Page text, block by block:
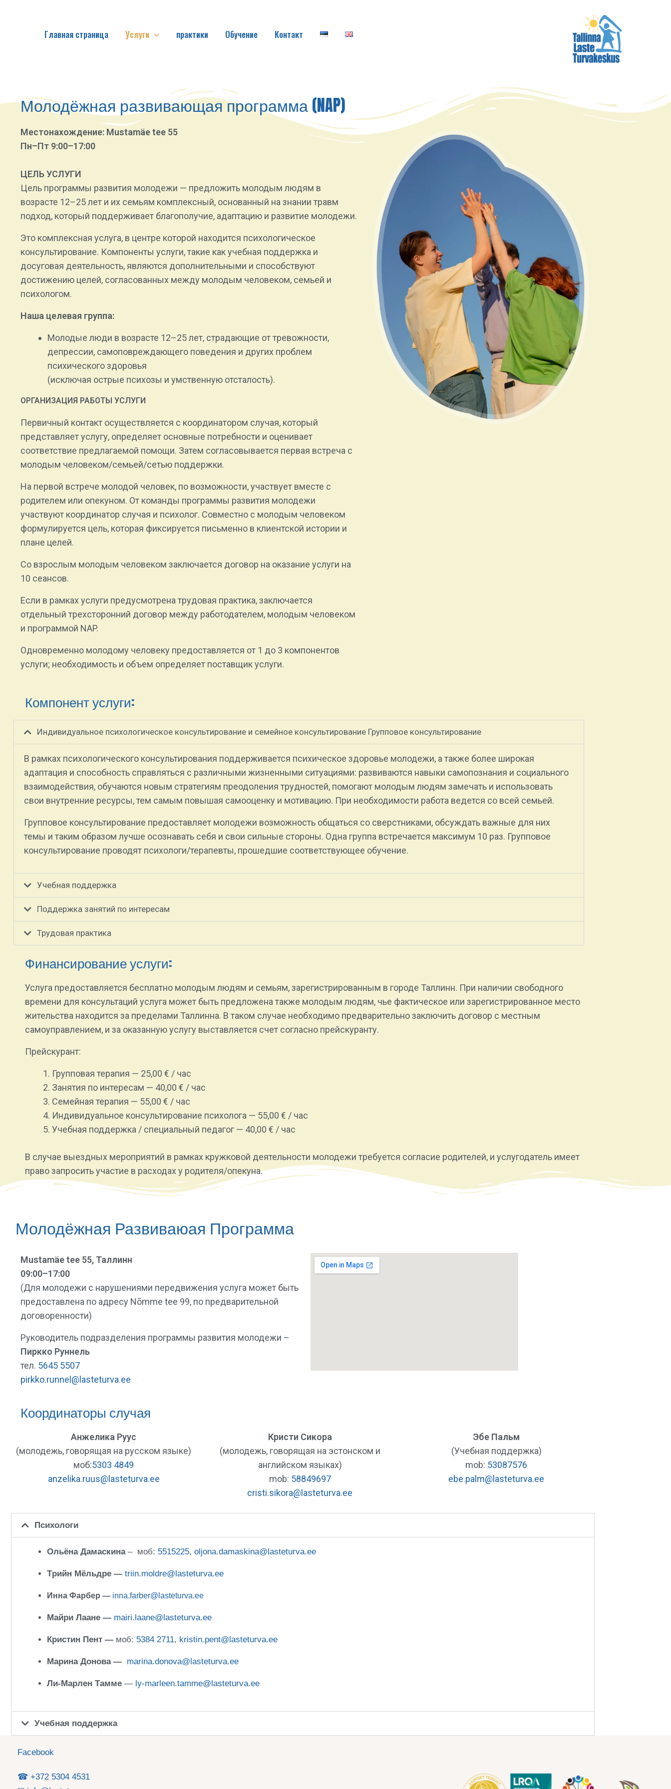
содержимомуГлавная страница Услуги практики Обучение Контакт
Молодёжная развивающая программа (NAP)
Местонахождение: Mustamäe tee 55
Пн–Пт 9:00–17:00
ЦЕЛЬ УСЛУГИ
Цель программы развития молодежи — предложить молодым людям в
возрасте 12–25 лет и их семьям комплексный, основанный на знании травм
подход, который поддерживает благополучие, адаптацию и развитие молодежи.
Это комплексная услуга, в центре которой находится психологическое
консультирование. Компоненты услуги, такие как учебная поддержка и
досуговая деятельность, являются дополнительными и способствуют
достижению целей, согласованных между молодым человеком, семьей и
психологом.
Наша целевая группа:
Молодые люди в возрасте 12–25 лет, страдающие от тревожности,
депрессии, самоповреждающего поведения и других проблем
психического здоровья
(исключая острые психозы и умственную отсталость).
ОРГАНИЗАЦИЯ РАБОТЫ УСЛУГИ
Первичный контакт осуществляется с координатором случая, который
представляет услугу, определяет основные потребности и оценивает
соответствие предлагаемой помощи. Затем согласовывается первая встреча с
молодым человеком/семьей/сетью поддержки.
На первой встрече молодой человек, по возможности, участвует вместе с
родителем или опекуном. От команды программы развития молодежи
участвуют координатор случая и психолог. Совместно с молодым человеком
формулируется цель, которая фиксируется письменно в клиентской истории и
плане целей.
Со взрослым молодым человеком заключается договор на оказание услуги на
10 сеансов.
Если в рамках услуги предусмотрена трудовая практика, заключается
отдельный трехсторонний договор между работодателем, молодым человеком
и программой NAP.
Одновременно молодому человеку предоставляется от 1 до 3 компонентов
услуги; необходимость и объем определяет поставщик услуги.
Компонент услуги:
Индивидуальное психологическое консультирование и семейное консультирование Групповое консультирование
В рамках психологического консультирования поддерживается психическое здоровье молодежи, а также более широкая
адаптация и способность справляться с различными жизненными ситуациями: развиваются навыки самопознания и социального
взаимодействия, обучаются новым стратегиям преодоления трудностей, помогают молодым людям замечать и использовать
свои внутренние ресурсы, тем самым повышая самооценку и мотивацию. При необходимости работа ведется со всей семьей.
Групповое консультирование предоставляет молодежи возможность общаться со сверстниками, обсуждать важные для них
темы и таким образом лучше осознавать себя и свои сильные стороны. Одна группа встречается максимум 10 раз. Групповое
консультирование проводят психологи/терапевты, прошедшие соответствующее обучение.
Учебная поддержка
Поддержка занятий по интересам
Трудовая практика
Финансирование услуги:
Услуга предоставляется бесплатно молодым людям и семьям, зарегистрированным в городе Таллинн. При наличии свободного
времени для консультаций услуга может быть предложена также молодым людям, чье фактическое или зарегистрированное место
жительства находится за пределами Таллинна. В таком случае необходимо предварительно заключить договор с местным
самоуправлением, и за оказанную услугу выставляется счет согласно прейскуранту.
Прейскурант:
Групповая терапия — 25,00 € / час
Занятия по интересам — 40,00 € / час
Семейная терапия — 55,00 € / час
Индивидуальное консультирование психолога — 55,00 € / час
Учебная поддержка / специальный педагог — 40,00 € / час
В случае выездных мероприятий в рамках кружковой деятельности молодежи требуется согласие родителей, и услугодатель имеет
право запросить участие в расходах у родителя/опекуна.
Молодёжная Развиваюая Программа
Mustamäe tee 55, Таллинн
09:00–17:00
(Для молодежи с нарушениями передвижения услуга может быть
предоставлена по адресу Nõmme tee 99, по предварительной
договоренности)
Руководитель подразделения программы развития молодежи –
Пиркко Руннель
тел. 5645 5507
pirkko.runnel@lasteturva.ee
Координаторы случая
Анжелика Руус
(молодежь, говорящая на русском языке)
моб:5303 4849
anzelika.ruus@lasteturva.ee
Кристи Сикора
(молодежь, говорящая на эстонском и
английском языках)
mob: 58849697
cristi.sikora@lasteturva.ee
Эбе Пальм
(Учебная поддержка)
mob: 53087576
ebe.palm@lasteturva.ee
Психологи
Ольёна Дамаскина– моб: 5515225, oljona.damaskina@lasteturva.ee
Tрийн Мёльдре — triin.moldre@lasteturva.ee
Инна Фарбер — inna.farber@lasteturva.ee
Майри Лаане — mairi.laane@lasteturva.ee
Кристин Пент — моб: 5384 2711, kristin.pent@lasteturva.ee
Марина Донова — marina.donova@lasteturva.ee
Ли-Марлен Тамме — ly-marleen.tamme@lasteturva.ee
Учебная поддержка
Facebook
☎ +372 5304 4531